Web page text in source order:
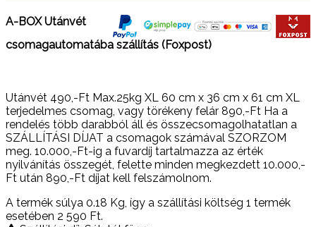
A-BOX Utánvét
csomagautomatába szállítás (Foxpost)
Utánvét 490,-Ft Max.25kg XL 60 cm x 36 cm x 61 cm XL
terjedelmes csomag, vagy törékeny felár 890,-Ft Ha a
rendelés több darabból áll és összecsomagolhatatlan a
SZÁLLÍTÁSI DÍJAT a csomagok számával SZORZOM
meg. 10.000,-Ft-ig a fuvardíj tartalmazza az érték
nyilvánítás összegét, felette minden megkezdett 10.000,-
Ft után 890,-Ft díjat kell felszámolnom.
A termék súlya 0.18 Kg, így a szállítási költség 1 termék
esetében 2 590 Ft.